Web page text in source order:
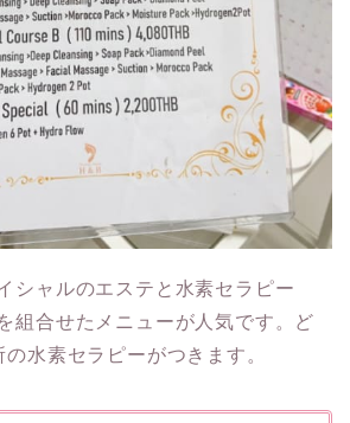
シャルのエステと水素セラピー
組合せたメニューが人気です。ど
水素セラピーがつきます。